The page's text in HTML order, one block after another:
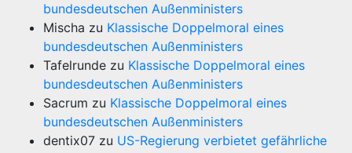
bundesdeutschen Außenministers
Mischa zu Klassische Doppelmoral eines
bundesdeutschen Außenministers
Tafelrunde zu Klassische Doppelmoral eines
bundesdeutschen Außenministers
Sacrum zu Klassische Doppelmoral eines
bundesdeutschen Außenministers
dentix07 zu US-Regierung verbietet gefährliche